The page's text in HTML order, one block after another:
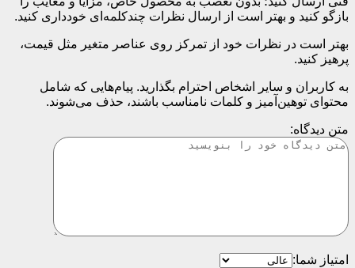
بازگو کنید و بهتر است از ارسال نظرات چندکلمه‌‌ای خودداری کنید.
بهتر است در نظرات خود از تمرکز روی عناصر متغیر مثل قیمت،
پرهیز کنید.
به کاربران و سایر اشخاص احترام بگذارید. پیام‌هایی که شامل
محتوای توهین‌آمیز و کلمات نامناسب باشند، حذف می‌شوند.
متن دیدگاه:
امتیاز شما: